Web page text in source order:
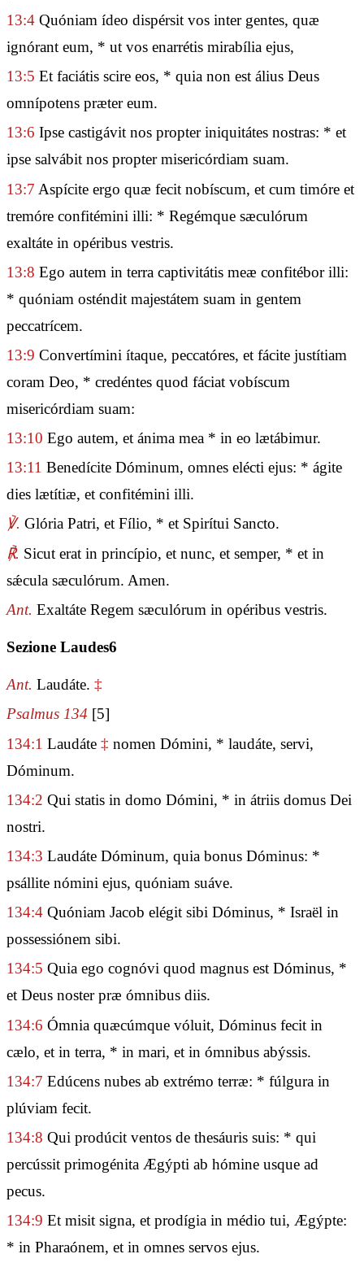
13:4 Quóniam ídeo dispérsit vos inter gentes, quæ
ignórant eum, * ut vos enarrétis mirabília ejus,
13:5 Et faciátis scire eos, * quia non est álius Deus
omnípotens præter eum.
13:6 Ipse castigávit nos propter iniquitátes nostras: * et
ipse salvábit nos propter misericórdiam suam.
13:7 Aspícite ergo quæ fecit nobíscum, et cum timóre et
tremóre confitémini illi: * Regémque sæculórum
exaltáte in opéribus vestris.
13:8 Ego autem in terra captivitátis meæ confitébor illi:
* quóniam osténdit majestátem suam in gentem
peccatrícem.
13:9 Convertímini ítaque, peccatóres, et fácite justítiam
coram Deo, * credéntes quod fáciat vobíscum
misericórdiam suam:
13:10 Ego autem, et ánima mea * in eo lætábimur.
13:11 Benedícite Dóminum, omnes elécti ejus: * ágite
dies lætítiæ, et confitémini illi.
℣. Glória Patri, et Fílio, * et Spirítui Sancto.
℟. Sicut erat in princípio, et nunc, et semper, * et in
sǽcula sæculórum. Amen.
Ant. Exaltáte Regem sæculórum in opéribus vestris.
Sezione Laudes6
Ant. Laudáte. ‡
Psalmus 134 [5]
134:1 Laudáte ‡ nomen Dómini, * laudáte, servi,
Dóminum.
134:2 Qui statis in domo Dómini, * in átriis domus Dei
nostri.
134:3 Laudáte Dóminum, quia bonus Dóminus: *
psállite nómini ejus, quóniam suáve.
134:4 Quóniam Jacob elégit sibi Dóminus, * Israël in
possessiónem sibi.
134:5 Quia ego cognóvi quod magnus est Dóminus, *
et Deus noster præ ómnibus diis.
134:6 Ómnia quæcúmque vóluit, Dóminus fecit in
cælo, et in terra, * in mari, et in ómnibus abýssis.
134:7 Edúcens nubes ab extrémo terræ: * fúlgura in
plúviam fecit.
134:8 Qui prodúcit ventos de thesáuris suis: * qui
percússit primogénita Ægýpti ab hómine usque ad
pecus.
134:9 Et misit signa, et prodígia in médio tui, Ægýpte:
* in Pharaónem, et in omnes servos ejus.